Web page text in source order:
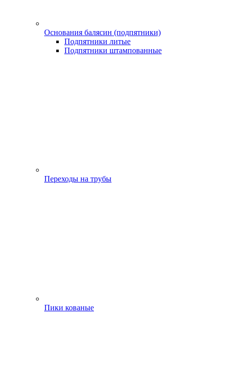
Основания балясин (подпятники)
Подпятники литые
Подпятники штампованные
Переходы на трубы
Пики кованые